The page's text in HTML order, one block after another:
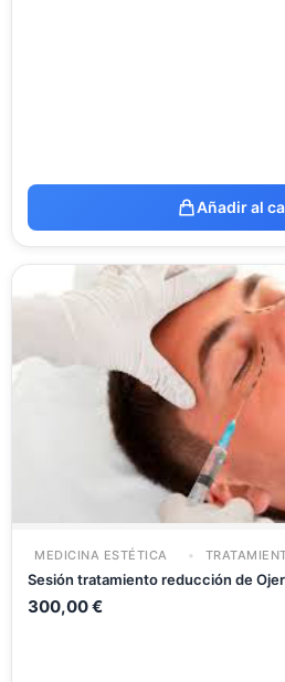
Añadir al
MEDICINA ESTÉTICA
Sesión tratamiento reducción de
300,00€